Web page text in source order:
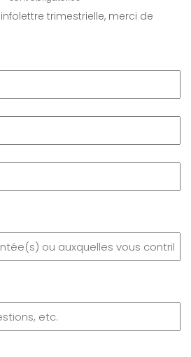
trimestrielle, merci de